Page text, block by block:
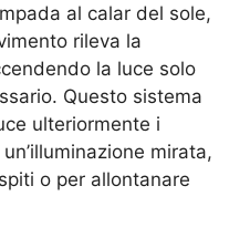
al calar del sole,
rileva la
la luce solo
Questo sistema
ulteriormente i
mirata,
o per allontanare